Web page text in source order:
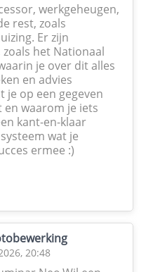
werkgeheugen,
rest, zoals
Er zijn
het Nationaal
je over dit alles
en advies
je op een gegeven
waarom je iets
kant-en-klaar
wat je
ermee :)
20:48